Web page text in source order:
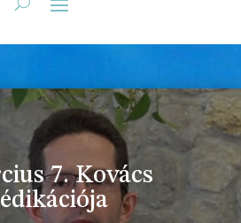
7. Kovács